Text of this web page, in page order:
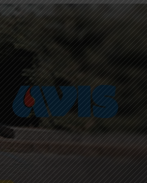
Brescia
INFO